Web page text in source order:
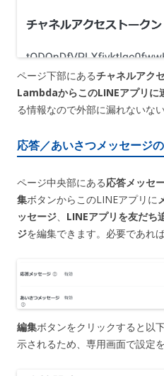
ページ下部にあるチャネルアク
LambdaからこのLINEアプリに
る情報なので外部に漏れないな
応答／あいさつメッセージ
ページ中央部にある応答メッセ
集ボタンからこのLINEアプリに
ッセージ、 LINEアプリを友だち
ジを編集できます。必要であれ
編集ボタンをクリックすると以
示されるため、専用画面で設定